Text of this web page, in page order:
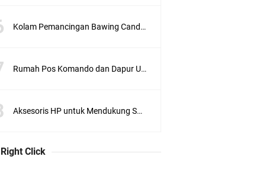
Kolam Pemancingan Bawing Candra Kirana, Sukadiri, Tangerang
Rumah Pos Komando dan Dapur Umum di Kompleks Lubang Buaya Jakarta
Aksesoris HP untuk Mendukung Swafoto
Click